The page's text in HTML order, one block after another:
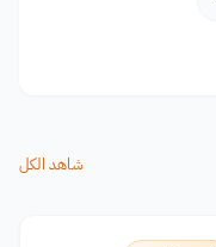
شاهد الكل